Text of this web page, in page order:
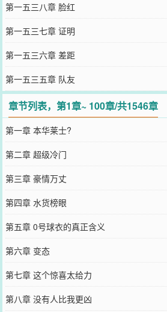
第一五三八章 脸红
第一五三七章 证明
第一五三六章 差距
第一五三五章 队友
章节列表，第1章~ 100章/共1546章
第一章 本华莱士?
第二章 超级冷门
第三章 豪情万丈
第四章 水货榜眼
第五章 0号球衣的真正含义
第六章 变态
第七章 这个惊喜太给力
第八章 没有人比我更凶